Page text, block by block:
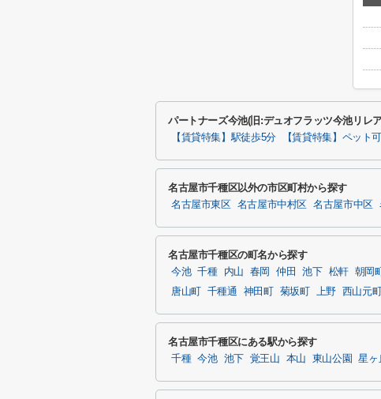
パートナーズ今池(旧:デュオフラッツ今池リレ
【賃貸特集】駅徒歩5分 【賃貸特集】ペット可
名古屋市千種区以外の市区町村から探す
名古屋市東区 名古屋市中村区 名古屋市中区
名古屋市千種区の町名から探す
今池 千種 内山 春岡 仲田 池下 松軒 朝岡町
唐山町
千種通 神田町 菊坂町 上野 西山元町
名古屋市千種区にある駅から探す
千種 今池 池下 覚王山 本山 東山公園 星ヶ